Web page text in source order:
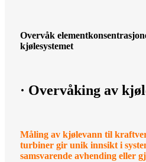
Overvåk
kjølesystemet
· Overvåking av
Måling av kjølevann til
turbiner gir unik innsikt i
samsvarende avhending eller